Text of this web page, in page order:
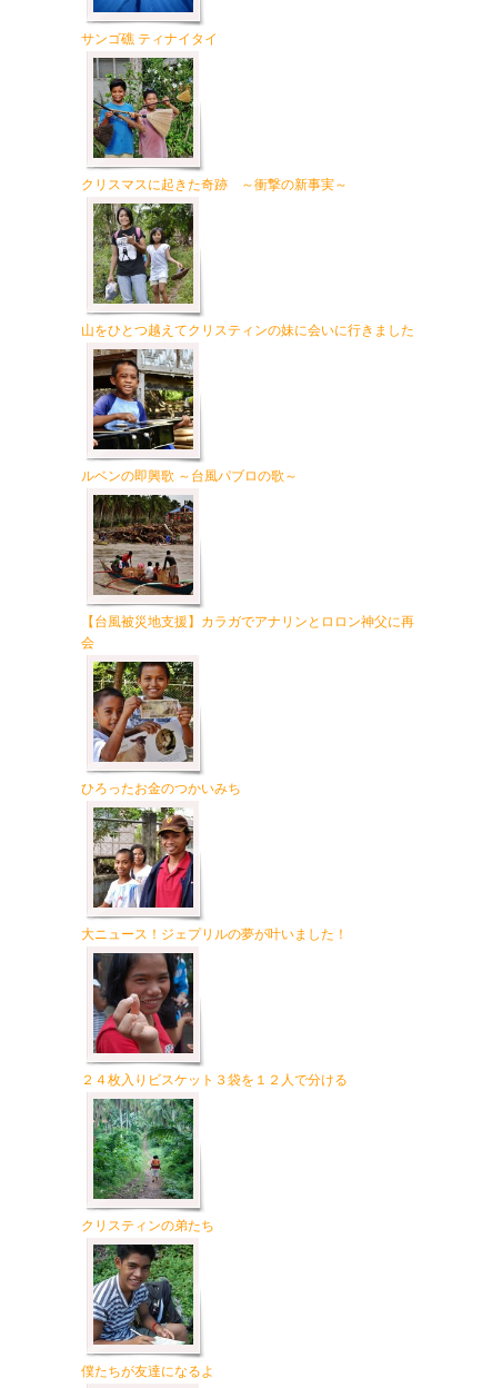
サンゴ礁 ティナイタイ
クリスマスに起きた奇跡 ～衝撃の新事実～
山をひとつ越えてクリスティンの妹に会いに行きました
ルベンの即興歌 ～台風パブロの歌～
【台風被災地支援】カラガでアナリンとロロン神父に再
会
ひろったお金のつかいみち
大ニュース！ジェプリルの夢が叶いました！
２４枚入りビスケット３袋を１２人で分ける
クリスティンの弟たち
僕たちが友達になるよ